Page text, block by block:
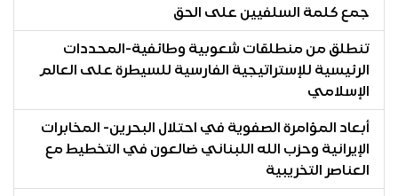
جمع كلمة السلفيين على الحق
تنطلق من منطلقات شعوبية وطائفية-المحددات
الرئيسية للإستراتيجية الفارسية للسيطرة على العالم
الإسلامي
أبعاد المؤامرة الصفوية في احتلال البحرين- المخابرات
الإيرانية وحزب الله اللبناني ضالعون في التخطيط مع
العناصر التخريبية